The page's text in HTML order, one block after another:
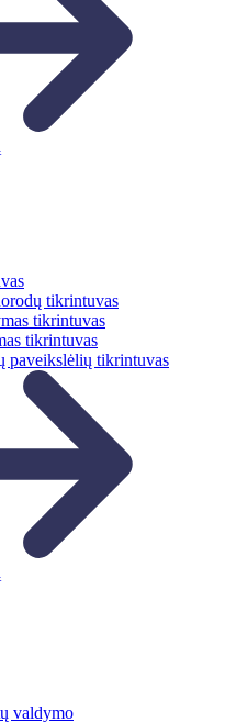
tikrintuvas
tikrintuvas
tikrintuvas
paveikslėlių tikrintuvas
valdymo